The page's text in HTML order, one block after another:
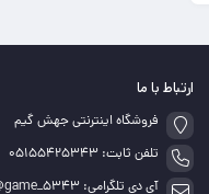
ارتباط با ما
فروشگاه اینترنتی جهش گیم
تلفن ثابت: 05155425343
آی دی تلگرامی: game_5343@